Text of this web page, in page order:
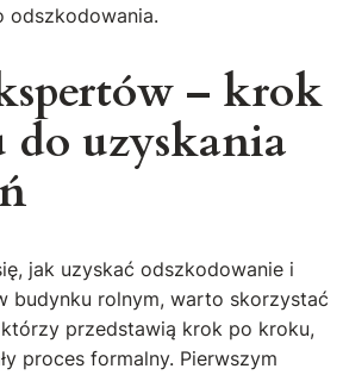
odszkodowania.
– krok
uzyskania
jak uzyskać odszkodowanie i
budynku rolnym, warto skorzystać
przedstawią krok po kroku,
proces formalny. Pierwszym